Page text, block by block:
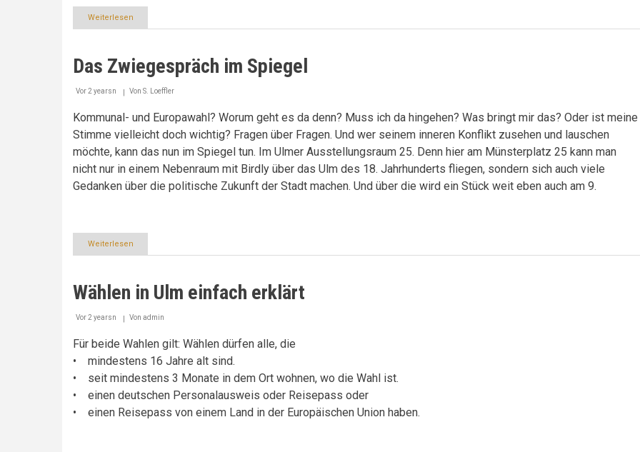
Weiterlesen
Es
eine
eigene
Meinung
haben
Das Zwiegespräch im Spiegel
Vor 2 yearsn Von S. Loeffler
Kommunal- und Europawahl? Worum geht es da denn? Muss ich da hingehen? Was bringt mir das? Oder ist meine
Stimme vielleicht doch wichtig? Fragen über Fragen. Und wer seinem inneren Konflikt zusehen und lauschen
möchte, kann das nun im Spiegel tun. Im Ulmer Ausstellungsraum 25. Denn hier am Münsterplatz 25 kann man
nicht nur in einem Nebenraum mit Birdly über das Ulm des 18. Jahrhunderts fliegen, sondern sich auch viele
Gedanken über die politische Zukunft der Stadt machen. Und über die wird ein Stück weit eben auch am 9.
Weiterlesen
Das
Spiegel
Wählen in Ulm einfach erklärt
Vor 2 yearsn Von admin
Für beide Wahlen gilt: Wählen dürfen alle, die
• mindestens 16 Jahre alt sind.
• seit mindestens 3 Monate in dem Ort wohnen, wo die Wahl ist.
• einen deutschen Personalausweis oder Reisepass oder
• einen Reisepass von einem Land in der Europäischen Union haben.